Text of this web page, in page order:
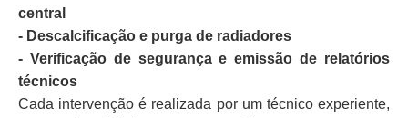
central
- Descalcificação e purga de radiadores
- Verificação de segurança e emissão de relatórios
técnicos
Cada intervenção é realizada por um técnico experiente,